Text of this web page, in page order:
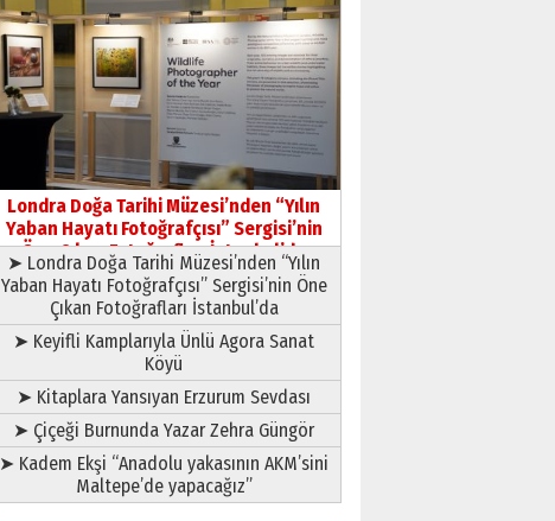
Yıldırım Gündoğdu
HAVVA’NIN ÜÇ KIZI
09 Temmuz 2026 Perşembe
Yusuf POLAT
Şampiyonluk Sebahattin
Şirin’e yazar
11 Mayıs 2026 Pazartesi
Londra Doğa Tarihi Müzesi’nden “Yılın
Yaban Hayatı Fotoğrafçısı” Sergisi’nin
Öne Çıkan Fotoğrafları İstanbul’da
➤ Londra Doğa Tarihi Müzesi’nden “Yılın
Yaban Hayatı Fotoğrafçısı” Sergisi’nin Öne
Çıkan Fotoğrafları İstanbul’da
➤ Keyifli Kamplarıyla Ünlü Agora Sanat
Köyü
➤ Kitaplara Yansıyan Erzurum Sevdası
➤ Çiçeği Burnunda Yazar Zehra Güngör
➤ Kadem Ekşi “Anadolu yakasının AKM’sini
Maltepe’de yapacağız”